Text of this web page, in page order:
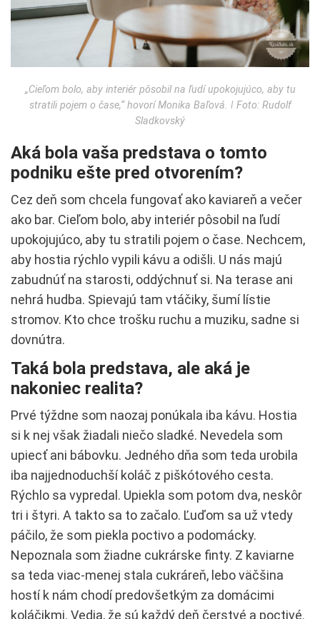
„Cieľom bolo, aby interiér pôsobil na ľudí upokojujúco, aby tu
stratili pojem o čase,“ hovorí Monika Baľová. ǀ Foto: Rudolf
Sladkovský
Aká bola vaša predstava o tomto
podniku ešte pred otvorením?
Cez deň som chcela fungovať ako kaviareň a večer
ako bar. Cieľom bolo, aby interiér pôsobil na ľudí
upokojujúco, aby tu stratili pojem o čase. Nechcem,
aby hostia rýchlo vypili kávu a odišli. U nás majú
zabudnúť na starosti, oddýchnuť si. Na terase ani
nehrá hudba. Spievajú tam vtáčiky, šumí lístie
stromov. Kto chce trošku ruchu a muziku, sadne si
dovnútra.
Taká bola predstava, ale aká je
nakoniec realita?
Prvé týždne som naozaj ponúkala iba kávu. Hostia
si k nej však žiadali niečo sladké. Nevedela som
upiecť ani bábovku. Jedného dňa som teda urobila
iba najjednoduchší koláč z piškótového cesta.
Rýchlo sa vypredal. Upiekla som potom dva, neskôr
tri i štyri. A takto sa to začalo. Ľuďom sa už vtedy
páčilo, že som piekla poctivo a podomácky.
Nepoznala som žiadne cukrárske finty. Z kaviarne
sa teda viac-menej stala cukráreň, lebo väčšina
hostí k nám chodí predovšetkým za domácimi
koláčikmi. Vedia, že sú každý deň čerstvé a poctivé.